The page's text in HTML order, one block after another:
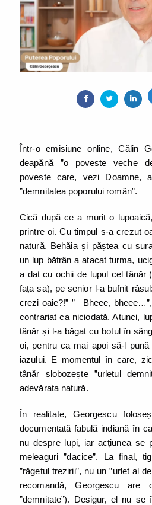
Într-o emisiune online, Călin
deapănă ”o poveste veche
poveste care, vezi Doamne,
”demnitatea poporului român”.
Cică după ce a murit o
printre oi. Cu timpul s-a crezut
natură. Behăia și păștea cu
un lup bătrân a atacat turma,
a dat cu ochii de lupul cel tânăr
fața sa), pe senior l-a bufnit
crezi oaie?!” ”– Bheee,
contrariat ca niciodată. Atunci,
tânăr și l-a băgat cu botul în
oi, pentru ca mai apoi să-l
iazului. E momentul în care,
tânăr slobozește ”urletul
adevărata natură.
În realitate, Georgescu
documentată fabulă indiană în
nu despre lupi, iar acțiunea se
meleaguri ”dacice”. La final,
”răgetul trezirii”, nu un ”urlet al
recomandă, Georgescu
”demnitate”). Desigur, el nu